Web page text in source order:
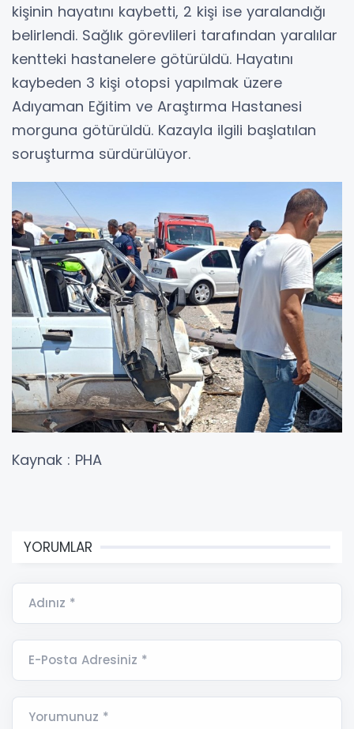
kişinin hayatını kaybetti, 2 kişi ise yaralandığı
belirlendi. Sağlık görevlileri tarafından yaralılar
kentteki hastanelere götürüldü. Hayatını
kaybeden 3 kişi otopsi yapılmak üzere
Adıyaman Eğitim ve Araştırma Hastanesi
morguna götürüldü. Kazayla ilgili başlatılan
soruşturma sürdürülüyor.
Kaynak : PHA
YORUMLAR
Adınız *
E-Posta Adresiniz *
Yorumunuz *